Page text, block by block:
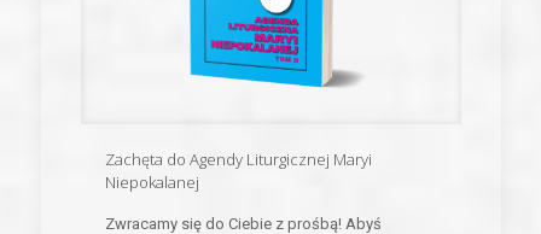
Zachęta do Agendy Liturgicznej Maryi
Niepokalanej
Zwracamy się do Ciebie z prośbą! Abyś